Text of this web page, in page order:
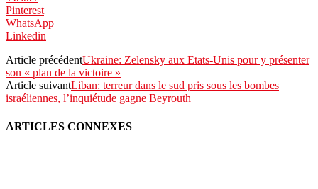
Pinterest
WhatsApp
Linkedin
Article précédentUkraine: Zelensky aux Etats-Unis pour y présenter
son « plan de la victoire »
Article suivantLiban: terreur dans le sud pris sous les bombes
israéliennes, l’inquiétude gagne Beyrouth
ARTICLES CONNEXES